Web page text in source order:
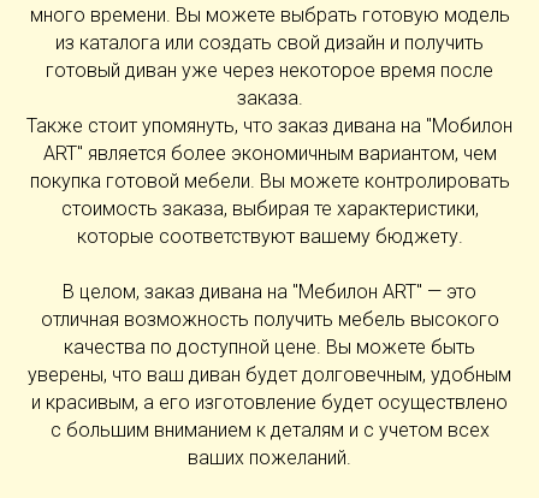
много времени. Вы можете выбрать готовую модель
из каталога или создать свой дизайн и получить
готовый диван уже через некоторое время после
заказа.
Также стоит упомянуть, что заказ дивана на "Мобилон
ART" является более экономичным вариантом, чем
покупка готовой мебели. Вы можете контролировать
стоимость заказа, выбирая те характеристики,
которые соответствуют вашему бюджету.
В целом, заказ дивана на "Мебилон ART" — это
отличная возможность получить мебель высокого
качества по доступной цене. Вы можете быть
уверены, что ваш диван будет долговечным, удобным
и красивым, а его изготовление будет осуществлено
с большим вниманием к деталям и с учетом всех
ваших пожеланий.